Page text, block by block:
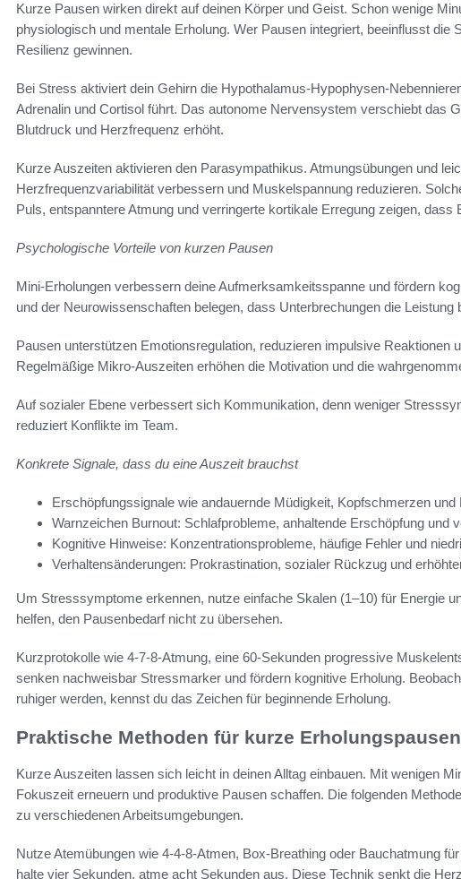
Kurze Pausen wirken direkt auf deinen Körper und Geist. Schon wenige
physiologisch und mentale Erholung. Wer Pausen integriert, beeinflusst die
Resilienz gewinnen.
Bei Stress aktiviert dein Gehirn die Hypothalamus-Hypophysen-
Adrenalin und Cortisol führt. Das autonome Nervensystem verschiebt das
Blutdruck und Herzfrequenz erhöht.
Kurze Auszeiten aktivieren den Parasympathikus. Atmungsübungen und
Herzfrequenzvariabilität verbessern und Muskelspannung reduzieren.
Puls, entspanntere Atmung und verringerte kortikale Erregung zeigen, dass
Psychologische Vorteile von kurzen Pausen
Mini-Erholungen verbessern deine Aufmerksamkeitsspanne und fördern
und der Neurowissenschaften belegen, dass Unterbrechungen die Leistung
Pausen unterstützen Emotionsregulation, reduzieren impulsive Reaktionen
Regelmäßige Mikro-Auszeiten erhöhen die Motivation und die
Auf sozialer Ebene verbessert sich Kommunikation, denn weniger
reduziert Konflikte im Team.
Konkrete Signale, dass du eine Auszeit brauchst
Erschöpfungssignale wie andauernde Müdigkeit, Kopfschmerzen
Warnzeichen Burnout: Schlafprobleme, anhaltende Erschöpfung und
Kognitive Hinweise: Konzentrationsprobleme, häufige Fehler und
Verhaltensänderungen: Prokrastination, sozialer Rückzug und
Um Stresssymptome erkennen, nutze einfache Skalen (1–10) für Energie
helfen, den Pausenbedarf nicht zu übersehen.
Kurzprotokolle wie 4-7-8-Atmung, eine 60-Sekunden progressive
senken nachweisbar Stressmarker und fördern kognitive Erholung.
ruhiger werden, kennst du das Zeichen für beginnende Erholung.
Praktische Methoden für kurze
Kurze Auszeiten lassen sich leicht in deinen Alltag einbauen. Mit wenigen
Fokuszeit erneuern und produktive Pausen schaffen. Die folgenden
zu verschiedenen Arbeitsumgebungen.
Nutze Atemübungen wie 4-4-8-Atmen, Box-Breathing oder Bauchatmung
halte vier Sekunden, atme acht Sekunden aus. Diese Technik senkt die